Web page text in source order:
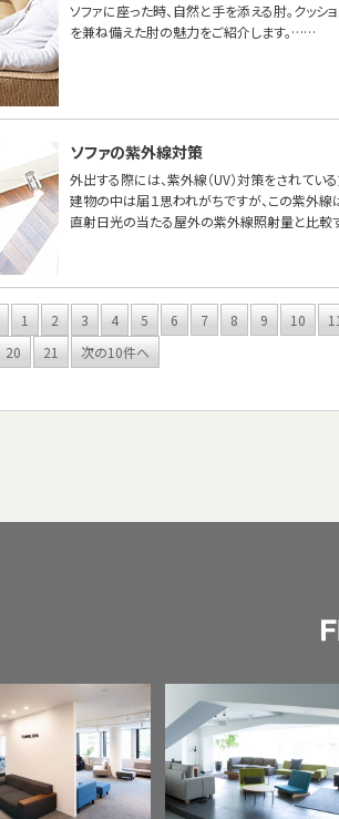
ソファに座った時、自然と手を添える肘。クッ
を兼ね備えた肘の魅力をご紹介します。……
ソファの紫外線対策
外出する際には、紫外線（UV）対策をされてい
建物の中は届１思われがちですが、この紫外線
直射日光の当たる屋外の紫外線照射量と比較
1 2 3 4 5 6 7 8 9 10 11
20 21 次の10件へ